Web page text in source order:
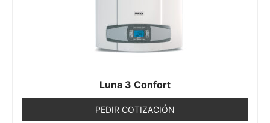
Luna 3 Confort
PEDIR COTIZACIÓN